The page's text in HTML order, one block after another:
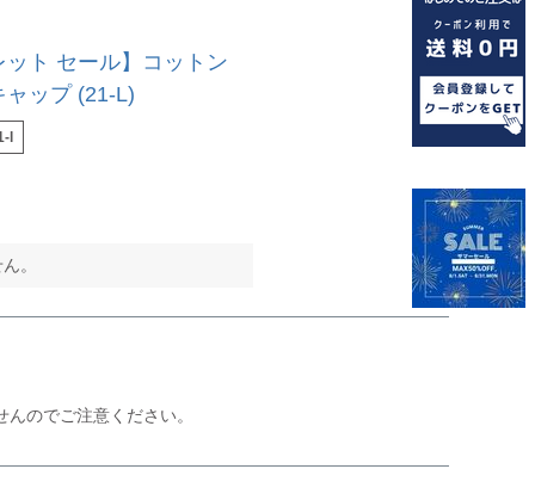
ット セール】コットン
ャップ (21-L)
l
。
のでご注意ください。